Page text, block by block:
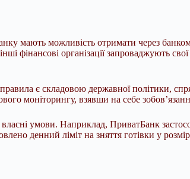
мають можливість отримати через
фінансові організації запроваджують
є складовою державної політики,
моніторингу, взявши на себе
умови. Наприклад, ПриватБанк
денний ліміт на зняття готівки у